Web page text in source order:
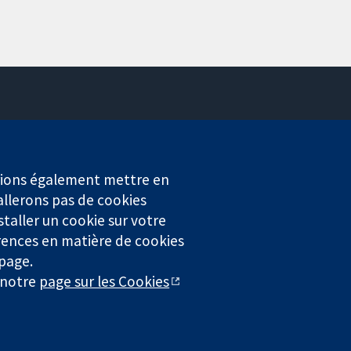
Service de presse
Qui sommes-nous
Offres d'emploi
Cochrane Library
enregistrée en Angleterre et au Pays de Galles. Numéro de
également mettre en
pas de cookies
un cookie sur votre
en matière de cookies
page sur les Cookies